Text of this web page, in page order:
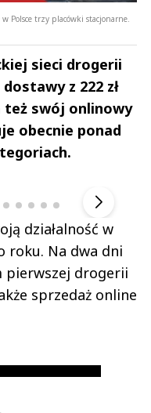
Polsce trzy placówki stacjonarne.
sieci drogerii
z 222 zł
też swój onlinowy
obecnie ponad
działalność w
roku. Na dwa dni
pierwszej drogerii
sprzedaż online